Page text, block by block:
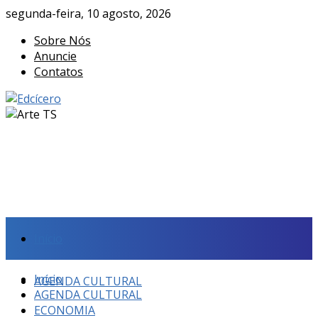
segunda-feira, 10 agosto, 2026
Sobre Nós
Anuncie
Contatos
AGENDA CULTURAL
Início
AGENDA CULTURAL
ECONOMIA